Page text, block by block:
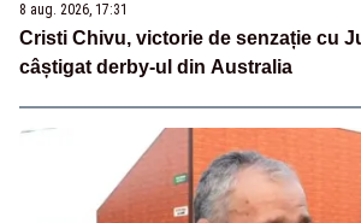
8 aug. 2026, 17:31
Cristi Chivu, victorie de senzație cu
câștigat derby-ul din Australia